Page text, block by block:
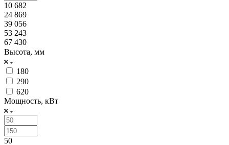
10 682
24 869
39 056
53 243
67 430
Высота, мм
180
290
620
Мощность, кВт
50